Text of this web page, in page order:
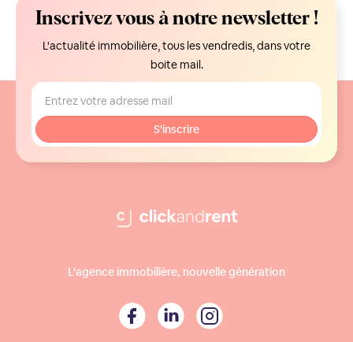
Inscrivez vous à notre newsletter !
L'actualité immobilière, tous les vendredis, dans votre
boite mail.
L'agence immobilière, nouvelle génération